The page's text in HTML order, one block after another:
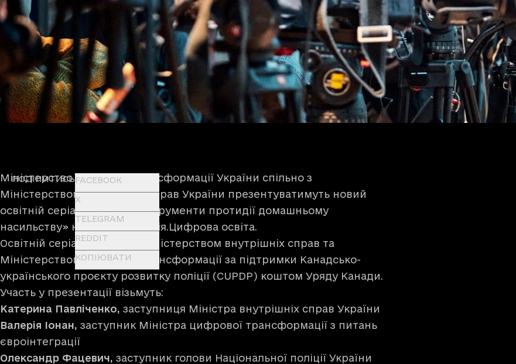
ПОДІЛИТИСЬFACEBOOK
X
TELEGRAM
REDDIT
КОПІЮВАТИ
Міністерство цифрової трансформації України спільно з
Міністерством внутрішніх справ України презентуватимуть новий
освітній серіал «Онлайн-інструменти протидії домашньому
насильству» на платформі Дія.Цифрова освіта.
Освітній серіал створено Міністерством внутрішніх справ та
Міністерством цифрової трансформації за підтримки Канадсько-
українського проєкту розвитку поліції (CUPDP) коштом Уряду Канади.
Участь у презентації візьмуть:
Катерина Павліченко, заступниця Міністра внутрішніх справ України
Валерія Іонан, заступник Міністра цифрової трансформації з питань
євроінтеграції
Олександр Фацевич, заступник голови Національної поліції України